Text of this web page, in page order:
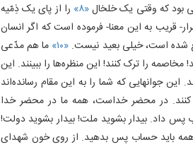
بود که وقتی یک خلخال«۸»
را از پای یک ذِمّیه
قریب به این معنا- فرموده است که اگر انسان
شده است، خیلی بعید نیست. «۱۰»
ما هم مدّعی
را ترک کنند! این منظره‌ها را ببینند. این
این جوانهایی که شما را به این مقام رسانده‌اند
در محضر خداست، همه ما در محضر خدا
داد. بیدار بشوید ملت! بیدار بشوید دولت!
همه باید حساب پس بدهید. از روی خون شهدای